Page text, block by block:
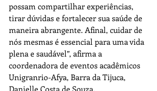
possam compartilhar experiências,
tirar dúvidas e fortalecer sua saúde de
maneira abrangente. Afinal, cuidar de
nós mesmas é essencial para uma vida
plena e saudável”, afirma a
coordenadora de eventos acadêmicos
Unigranrio-Afya, Barra da Tijuca,
Danielle Costa de Souza.